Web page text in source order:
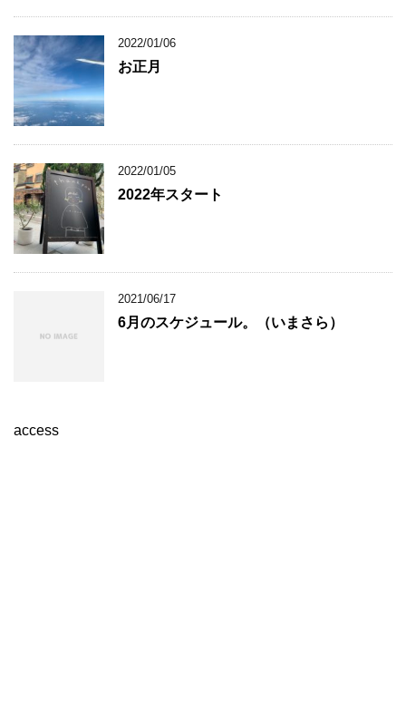
2022/01/06
お正月
2022/01/05
2022年スタート
2021/06/17
6月のスケジュール。（いまさら）
access